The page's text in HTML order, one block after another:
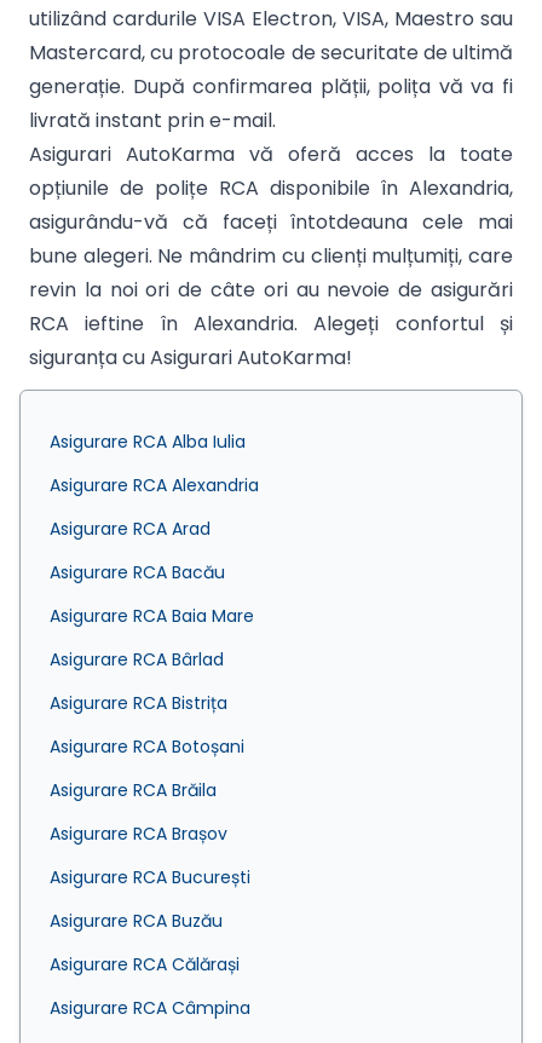
utilizând cardurile VISA Electron, VISA, Maestro sau
Mastercard, cu protocoale de securitate de ultimă
generație. După confirmarea plății, polița vă va fi
livrată instant prin e-mail.
Asigurari AutoKarma vă oferă acces la toate
opțiunile de polițe RCA disponibile în Alexandria,
asigurându-vă că faceți întotdeauna cele mai
bune alegeri. Ne mândrim cu clienți mulțumiți, care
revin la noi ori de câte ori au nevoie de asigurări
RCA ieftine în Alexandria. Alegeți confortul și
siguranța cu Asigurari AutoKarma!
Asigurare RCA Alba Iulia
Asigurare RCA Alexandria
Asigurare RCA Arad
Asigurare RCA Bacău
Asigurare RCA Baia Mare
Asigurare RCA Bârlad
Asigurare RCA Bistrița
Asigurare RCA Botoșani
Asigurare RCA Brăila
Asigurare RCA Brașov
Asigurare RCA București
Asigurare RCA Buzău
Asigurare RCA Călărași
Asigurare RCA Câmpina